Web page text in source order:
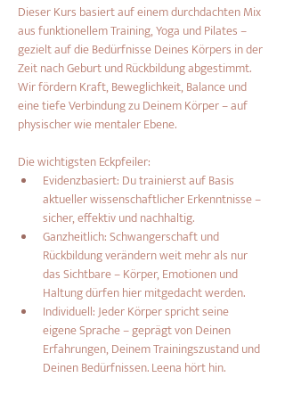
Dieser Kurs basiert auf einem durchdachten Mix
aus funktionellem Training, Yoga und Pilates –
gezielt auf die Bedürfnisse Deines Körpers in der
Zeit nach Geburt und Rückbildung abgestimmt.
Wir fördern Kraft, Beweglichkeit, Balance und
eine tiefe Verbindung zu Deinem Körper – auf
physischer wie mentaler Ebene.
Die wichtigsten Eckpfeiler:
Evidenzbasiert: Du trainierst auf Basis
aktueller wissenschaftlicher Erkenntnisse –
sicher, effektiv und nachhaltig.
Ganzheitlich: Schwangerschaft und
Rückbildung verändern weit mehr als nur
das Sichtbare – Körper, Emotionen und
Haltung dürfen hier mitgedacht werden.
Individuell: Jeder Körper spricht seine
eigene Sprache – geprägt von Deinen
Erfahrungen, Deinem Trainingszustand und
Deinen Bedürfnissen. Leena hört hin.